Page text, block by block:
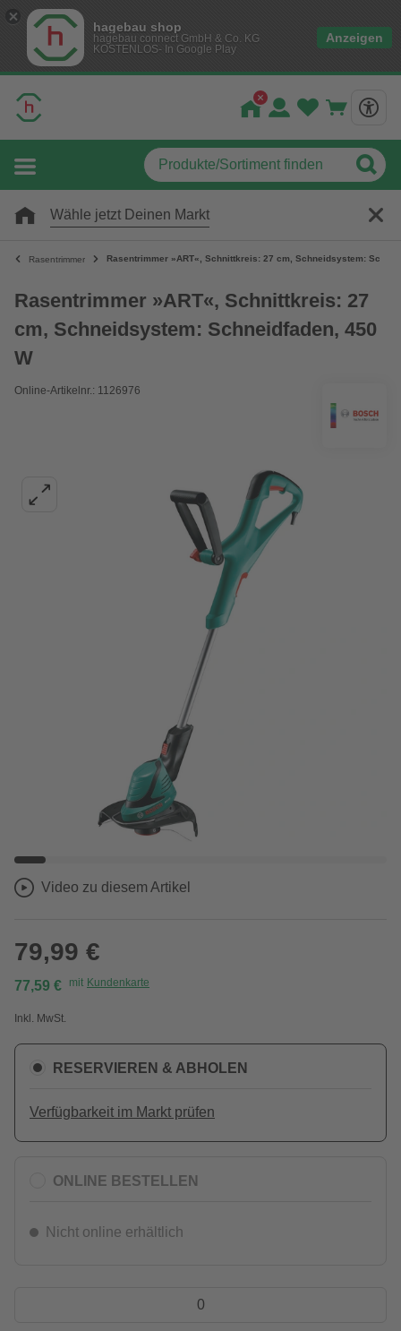
hagebau shop
hagebau connect GmbH & Co. KG
KOSTENLOS- In Google Play
Anzeigen
Wähle jetzt Deinen Markt
Rasentrimmer Rasentrimmer »ART«, Schnittkreis: 27 cm, Schneidsystem:
Rasentrimmer »ART«, Schnittkreis: 27
cm, Schneidsystem: Schneidfaden, 450
W
Online-Artikelnr.: 1126976
Video zu diesem Artikel
79,99 €
77,59 € mit Kundenkarte
Inkl. MwSt.
RESERVIEREN & ABHOLEN
Verfügbarkeit im Markt prüfen
ONLINE BESTELLEN
Nicht online erhältlich